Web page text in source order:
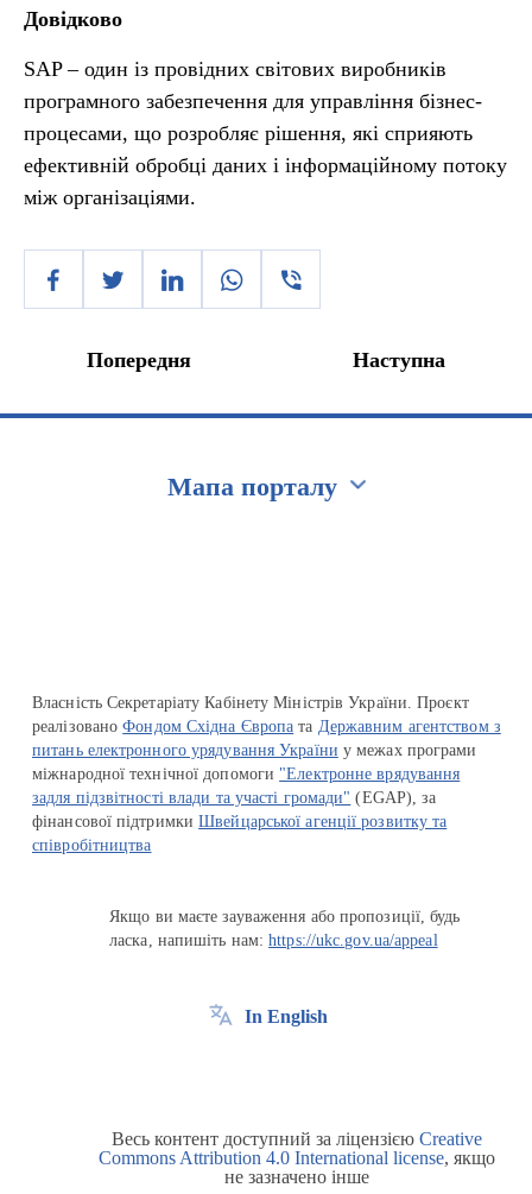
Довідково
SAP – один із провідних світових виробників
програмного забезпечення для управління бізнес-
процесами, що розробляє рішення, які сприяють
ефективній обробці даних і інформаційному потоку
між організаціями.
Попередня Наступна
Мапа порталу
Власність Секретаріату Кабінету Міністрів України. Проєкт
реалізованоФондом Східна Європа та Державним агентством з
питань електронного урядування України у межах програми
міжнародної технічної допомоги "Електронне врядування
задля підзвітності влади та участі громади" (EGAP), за
фінансової підтримкиШвейцарської агенції розвитку та
співробітництва
Якщо ви маєте зауваження або пропозиції, будь
ласка, напишіть нам:https://ukc.gov.ua/appeal
In English
Весь контент доступний за ліцензією Creative
Commons Attribution 4.0 International license, якщо
не зазначено інше